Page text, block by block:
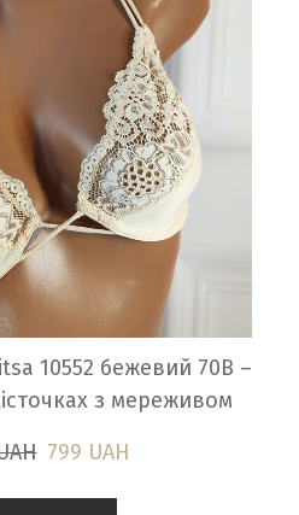
10552 бежевий 70B –
з мереживом
799 UAH